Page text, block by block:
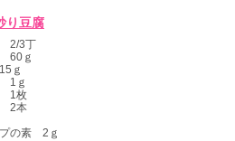
り豆腐
2/3丁
60ｇ
ｇ
1ｇ
1枚
2本
の素 2ｇ